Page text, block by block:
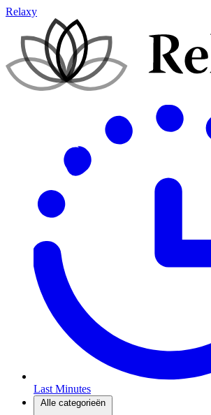
Relaxy
Last Minutes
Alle categorieën